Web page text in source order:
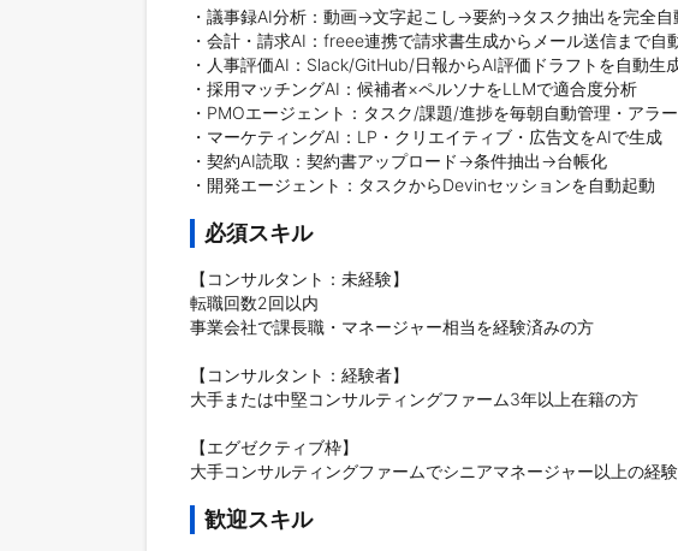
・議事録AI分析：動画→文字起こし→要約→タスク抽出を完全自
・会計・請求AI：freee連携で請求書生成からメール送信まで自
・人事評価AI：Slack/GitHub/日報からAI評価ドラフトを自動生
・採用マッチングAI：候補者×ペルソナをLLMで適合度分析
・PMOエージェント：タスク/課題/進捗を毎朝自動管理・アラー
・マーケティングAI：LP・クリエイティブ・広告文をAIで生成
・契約AI読取：契約書アップロード→条件抽出→台帳化
・開発エージェント：タスクからDevinセッションを自動起動
必須スキル
【コンサルタント：未経験】
転職回数2回以内
事業会社で課長職・マネージャー相当を経験済みの方
【コンサルタント：経験者】
大手または中堅コンサルティングファーム3年以上在籍の方
【エグゼクティブ枠】
大手コンサルティングファームでシニアマネージャー以上の経
歓迎スキル